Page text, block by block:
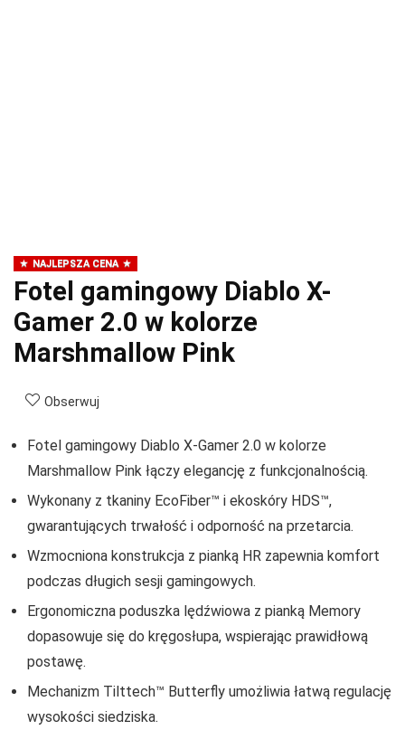
NAJLEPSZA CENA
Fotel gamingowy Diablo X-
Gamer 2.0 w kolorze
Marshmallow Pink
Obserwuj
Fotel gamingowy Diablo X-Gamer 2.0 w kolorze
Marshmallow Pink łączy elegancję z funkcjonalnością.
Wykonany z tkaniny EcoFiber™ i ekoskóry HDS™,
gwarantujących trwałość i odporność na przetarcia.
Wzmocniona konstrukcja z pianką HR zapewnia komfort
podczas długich sesji gamingowych.
Ergonomiczna poduszka lędźwiowa z pianką Memory
dopasowuje się do kręgosłupa, wspierając prawidłową
postawę.
Mechanizm Tilttech™ Butterfly umożliwia łatwą regulację
wysokości siedziska.